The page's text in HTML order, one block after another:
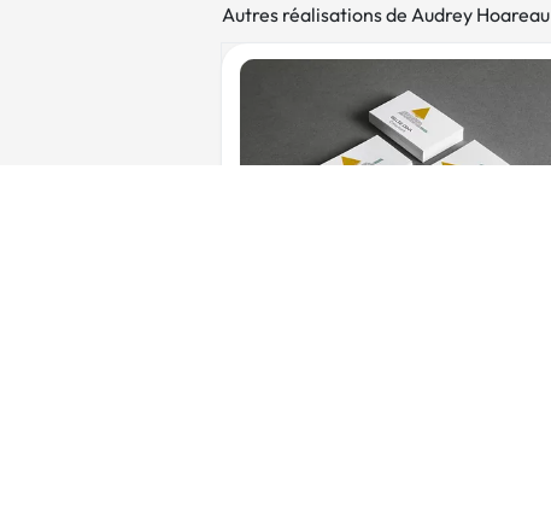
Autres réalisations de Audrey Hoareau